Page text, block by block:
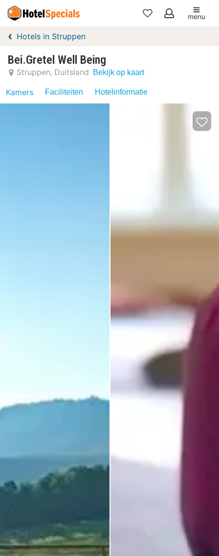
Mijn
menu
Hotels in Struppen
Bei.Gretel Well Being
Struppen Duitsland Bekijk op kaart
Kamers Faciliteiten Hotelinformatie